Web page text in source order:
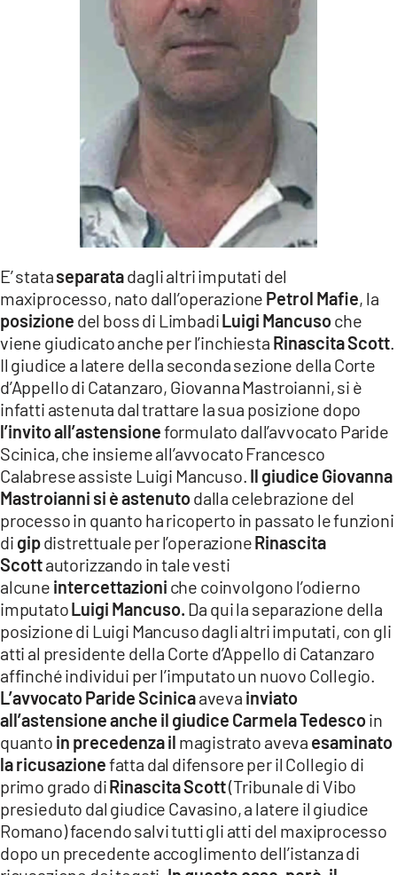
COSENZACHANNEL.IT
CATANZAROCHANNEL.IT
LACAPITALENEWS.IT
APPLE
E’ stataseparatadagli altri imputati del
maxiprocesso, nato dall’operazione Petrol Mafie, la
posizione del boss di LimbadiLuigi Mancusoche
viene giudicato anche per l’inchiesta Rinascita Scott.
Il giudice a latere della seconda sezione della Corte
d’Appello di Catanzaro, Giovanna Mastroianni, si è
infatti astenuta dal trattare la sua posizione dopo
l’invito all’astensioneformulato dall’avvocato Paride
Scinica, che insieme all’avvocato Francesco
Calabrese assiste Luigi Mancuso. Il giudice Giovanna
Mastroianni si è astenutodalla celebrazione del
processo in quanto ha ricoperto in passato le funzioni
di gipdistrettuale per l’operazioneRinascita
Scottautorizzando in tale vesti
alcune intercettazioni che coinvolgono l’odierno
imputatoLuigi Mancuso. Da qui la separazione della
posizione di Luigi Mancuso dagli altri imputati, con gli
atti al presidente della Corte d’Appello di Catanzaro
affinché individui per l’imputato un nuovo Collegio.
L’avvocato Paride Scinicaaveva inviato
all’astensione anche il giudice Carmela Tedescoin
quanto in precedenza il magistrato aveva esaminato
la ricusazionefatta dal difensore per il Collegio di
primo grado diRinascita Scott(Tribunale di Vibo
presieduto dal giudice Cavasino, a latere il giudice
Romano) facendo salvi tutti gli atti del maxiprocesso
dopo un precedente accoglimento dell’istanza di